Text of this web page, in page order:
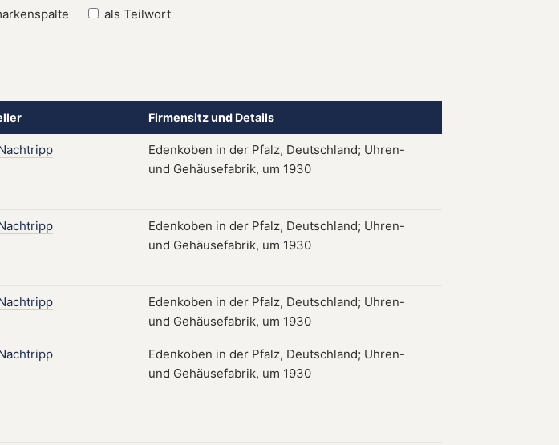
als Teilwort
Firmensitz und Details
Edenkoben in der Pfalz, Deutschland; Uhren-
und Gehäusefabrik, um 1930
Edenkoben in der Pfalz, Deutschland; Uhren-
und Gehäusefabrik, um 1930
Edenkoben in der Pfalz, Deutschland; Uhren-
und Gehäusefabrik, um 1930
Edenkoben in der Pfalz, Deutschland; Uhren-
und Gehäusefabrik, um 1930